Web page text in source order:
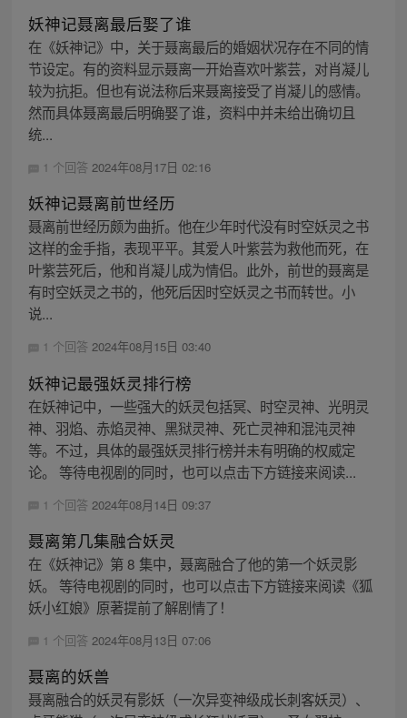
妖神记聂离最后娶了谁
在《妖神记》中，关于聂离最后的婚姻状况存在不同的情
节设定。有的资料显示聂离一开始喜欢叶紫芸，对肖凝儿
较为抗拒。但也有说法称后来聂离接受了肖凝儿的感情。
然而具体聂离最后明确娶了谁，资料中并未给出确切且
统...
1 个回答 2024年08月17日 02:16
妖神记聂离前世经历
聂离前世经历颇为曲折。他在少年时代没有时空妖灵之书
这样的金手指，表现平平。其爱人叶紫芸为救他而死，在
叶紫芸死后，他和肖凝儿成为情侣。此外，前世的聂离是
有时空妖灵之书的，他死后因时空妖灵之书而转世。小
说...
1 个回答 2024年08月15日 03:40
妖神记最强妖灵排行榜
在妖神记中，一些强大的妖灵包括冥、时空灵神、光明灵
神、羽焰、赤焰灵神、黑狱灵神、死亡灵神和混沌灵神
等。不过，具体的最强妖灵排行榜并未有明确的权威定
论。 等待电视剧的同时，也可以点击下方链接来阅读...
1 个回答 2024年08月14日 09:37
聂离第几集融合妖灵
在《妖神记》第 8 集中，聂离融合了他的第一个妖灵影
妖。 等待电视剧的同时，也可以点击下方链接来阅读《狐
妖小红娘》原著提前了解剧情了！
1 个回答 2024年08月13日 07:06
聂离的妖兽
聂离融合的妖灵有影妖（一次异变神级成长刺客妖灵）、